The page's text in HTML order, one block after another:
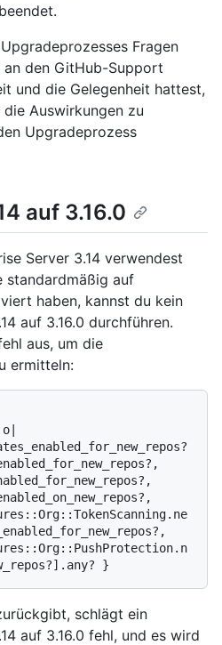
Fragen
den GitHub-Support
und die Gelegenheit hattest,
Auswirkungen zu
Upgradeprozess
auf 3.16.0
Server 3.14 verwendest
standardmäßig auf
haben, kannst du kein
auf 3.16.0 durchführen.
aus, um die
ermitteln:
schlägt ein
auf 3.16.0 fehl, und es wird